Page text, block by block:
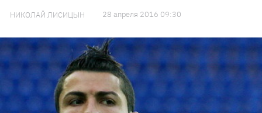
НИКОЛАЙ ЛИСИЦЫН 28 апреля 2016 09:30